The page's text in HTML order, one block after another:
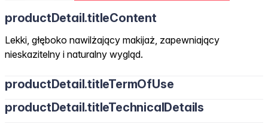
productDetail.titleContent
Lekki, głęboko nawilżający makijaż, zapewniający
nieskazitelny i naturalny wygląd.
productDetail.titleTermOfUse
productDetail.titleTechnicalDetails